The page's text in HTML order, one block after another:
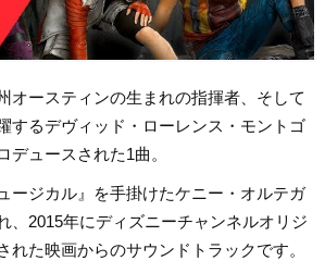
オースティンの生まれの指揮者、そして
するデヴィッド・ローレンス・モントゴ
デュースされた1曲。
ージカル』を手掛けたケニー・オルテガ
、2015年にディズニーチャンネルオリジ
れた映画からのサウンドトラックです。